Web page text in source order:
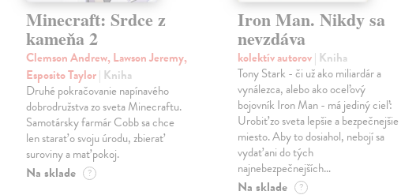
Minecraft: Srdce z
kameňa 2
Clemson Andrew, Lawson Jeremy,
Esposito Taylor| Kniha
Druhé pokračovanie napínavého
dobrodružstva zo sveta Minecraftu.
Samotársky farmár Cobb sa chce
len starať o svoju úrodu, zbierať
suroviny a mať pokoj.
Na sklade ?
Iron Man. Nikdy sa
nevzdáva
kolektív autorov| Kniha
Tony Stark - či už ako miliardár a
vynálezca, alebo ako oceľový
bojovník Iron Man - má jediný cieľ:
Urobiť zo sveta lepšie a bezpečnejšie
miesto. Aby to dosiahol, nebojí sa
vydať ani do tých
najnebezpečnejších…
Na sklade ?